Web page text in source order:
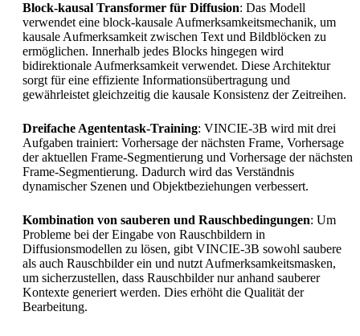
Block-kausal Transformer für Diffusion: Das Modell
verwendet eine block-kausale Aufmerksamkeitsmechanik, um
kausale Aufmerksamkeit zwischen Text und Bildblöcken zu
ermöglichen. Innerhalb jedes Blocks hingegen wird
bidirektionale Aufmerksamkeit verwendet. Diese Architektur
sorgt für eine effiziente Informationsübertragung und
gewährleistet gleichzeitig die kausale Konsistenz der Zeitreihen.
Dreifache Agententask-Training: VINCIE-3B wird mit drei
Aufgaben trainiert: Vorhersage der nächsten Frame, Vorhersage
der aktuellen Frame-Segmentierung und Vorhersage der nächsten
Frame-Segmentierung. Dadurch wird das Verständnis
dynamischer Szenen und Objektbeziehungen verbessert.
Kombination von sauberen und Rauschbedingungen: Um
Probleme bei der Eingabe von Rauschbildern in
Diffusionsmodellen zu lösen, gibt VINCIE-3B sowohl saubere
als auch Rauschbilder ein und nutzt Aufmerksamkeitsmasken,
um sicherzustellen, dass Rauschbilder nur anhand sauberer
Kontexte generiert werden. Dies erhöht die Qualität der
Bearbeitung.